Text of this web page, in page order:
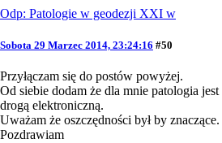
Odp: Patologie w geodezji XXI w
Sobota 29 Marzec 2014, 23:24:16 #50
Przyłączam się do postów powyżej.
Od siebie dodam że dla mnie patologia
drogą elektroniczną.
Uważam że oszczędności był by znaczące.
Pozdrawiam